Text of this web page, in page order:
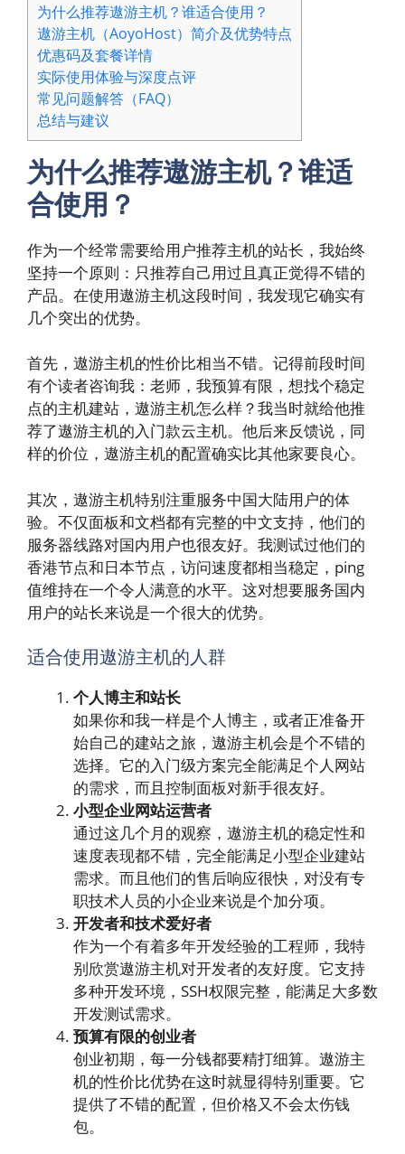
为什么推荐遨游主机？谁适合使用？
遨游主机（AoyoHost）简介及优势特点
优惠码及套餐详情
实际使用体验与深度点评
常见问题解答（FAQ）
总结与建议
为什么推荐遨游主机？谁适
合使用？
作为一个经常需要给用户推荐主机的站长，我始终
坚持一个原则：只推荐自己用过且真正觉得不错的
产品。在使用遨游主机这段时间，我发现它确实有
几个突出的优势。
首先，遨游主机的性价比相当不错。记得前段时间
有个读者咨询我：老师，我预算有限，想找个稳定
点的主机建站，遨游主机怎么样？我当时就给他推
荐了遨游主机的入门款云主机。他后来反馈说，同
样的价位，遨游主机的配置确实比其他家要良心。
其次，遨游主机特别注重服务中国大陆用户的体
验。不仅面板和文档都有完整的中文支持，他们的
服务器线路对国内用户也很友好。我测试过他们的
香港节点和日本节点，访问速度都相当稳定，ping
值维持在一个令人满意的水平。这对想要服务国内
用户的站长来说是一个很大的优势。
适合使用遨游主机的人群
个人博主和站长
如果你和我一样是个人博主，或者正准备开
始自己的建站之旅，遨游主机会是个不错的
选择。它的入门级方案完全能满足个人网站
的需求，而且控制面板对新手很友好。
小型企业网站运营者
通过这几个月的观察，遨游主机的稳定性和
速度表现都不错，完全能满足小型企业建站
需求。而且他们的售后响应很快，对没有专
职技术人员的小企业来说是个加分项。
开发者和技术爱好者
作为一个有着多年开发经验的工程师，我特
别欣赏遨游主机对开发者的友好度。它支持
多种开发环境，SSH权限完整，能满足大多数
开发测试需求。
预算有限的创业者
创业初期，每一分钱都要精打细算。遨游主
机的性价比优势在这时就显得特别重要。它
提供了不错的配置，但价格又不会太伤钱
包。